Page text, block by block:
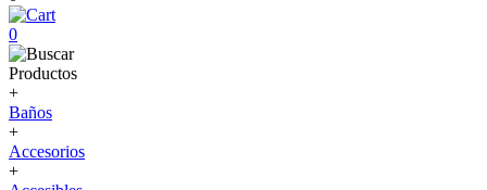
0
Productos
+
Baños
+
Accesorios
+